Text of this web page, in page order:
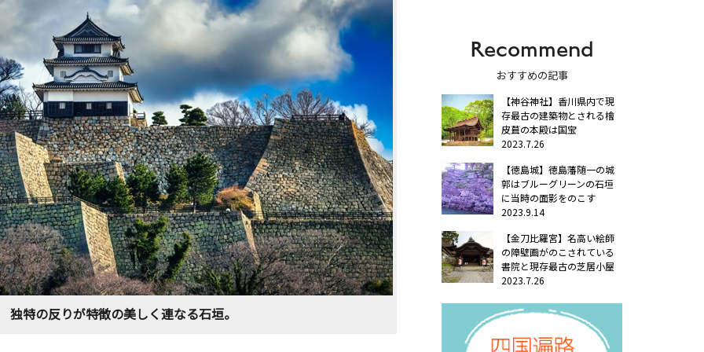
独特の反りが特徴の美しく連なる石垣。
Recommend
おすすめの記事
【神谷神社】香川県内で現
存最古の建築物とされる檜
皮葺の本殿は国宝
2023.7.26
【徳島城】徳島藩随一の城
郭はブルーグリーンの石垣
に当時の面影をのこす
2023.9.14
【金刀比羅宮】名高い絵師
の障壁画がのこされている
書院と現存最古の芝居小屋
2023.7.26